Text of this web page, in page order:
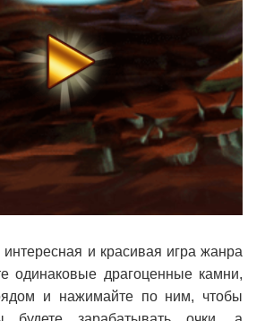
и красивая игра жанра
одинаковые драгоценные камни,
и нажимайте по ним, чтобы